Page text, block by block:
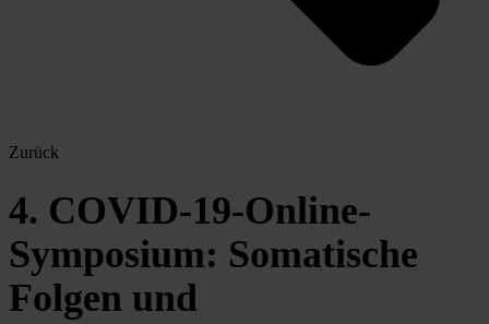
Zurück
4. COVID-19-Online-
Symposium: Somatische
Folgen und